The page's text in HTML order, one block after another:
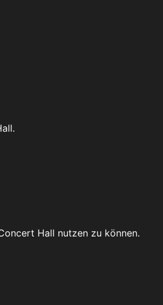
Hall nutzen zu können.